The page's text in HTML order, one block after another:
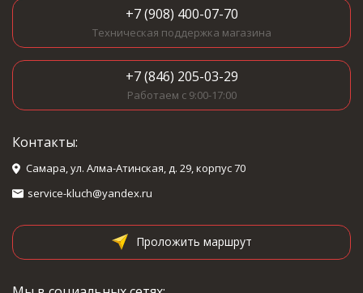
+7 (908) 400-07-70
Техническая поддержка магазина
+7 (846) 205-03-29
Работаем с 9:00-17:00
Контакты:
Самара, ул. Алма-Атинская, д. 29, корпус 70
service-kluch@yandex.ru
Проложить маршрут